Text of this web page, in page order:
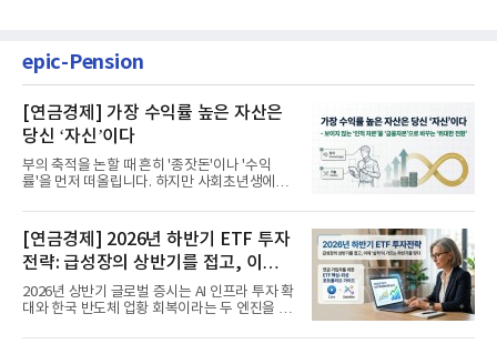
epic-Pension
[연금경제] 가장 수익률 높은 자산은
당신 ‘자신’이다
부의 축적을 논할 때 흔히 '종잣돈'이나 '수익
률'을 먼저 떠올립니다. 하지만 사회초년생에게
[연금경제] 2026년 하반기 ETF 투자
전략: 급성장의 상반기를 접고, 이제
'실적'이 가르는 하반기를 맞다
2026년 상반기 글로벌 증시는 AI 인프라 투자 확
대와 한국 반도체 업황 회복이라는 두 엔진을 달